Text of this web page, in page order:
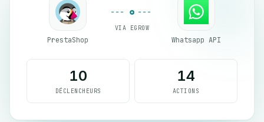
PrestaShop
VIA EGROW
Whatsapp API
10
DÉCLENCHEURS
14
ACTIONS